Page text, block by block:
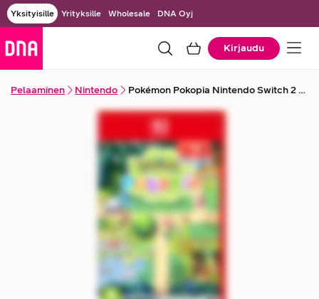
Yksityisille Yrityksille Wholesale DNA Oyj
Kirjaudu
Pelaaminen Nintendo Pokémon Pokopia Nintendo Switch 2 -pelikonsolille